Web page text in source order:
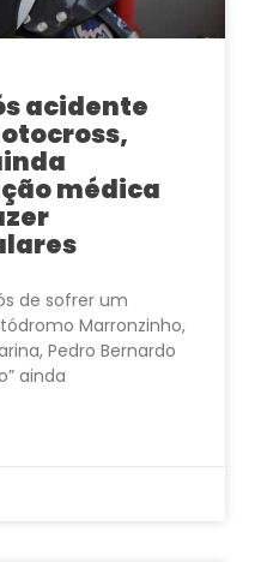
acidente
médica
de sofrer um
Marronzinho,
Pedro Bernardo
ainda